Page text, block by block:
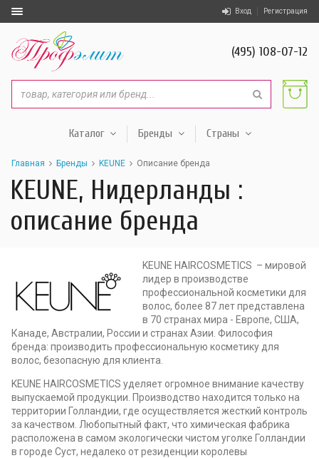
Вход Регистрация
(495) 108-07-12
Каталог Бренды Страны
Главная Бренды KEUNE Описание бренда
KEUNE, Нидерланды :
описание бренда
KEUNE HAIRCOSMETICS – мировой
лидер в производстве
профессиональной косметики для
волос, более 87 лет представлена
в 70 странах мира - Европе, США,
Канаде, Австралии, России и странах Азии. Философия
бренда: производить профессиональную косметику для
волос, безопасную для клиента.
KEUNE HAIRCOSMETICS уделяет огромное внимание качеству
выпускаемой продукции. Производство находится только на
территории Голландии, где осуществляется жесткий контроль
за качеством. Любопытный факт, что химическая фабрика
расположена в самом экологически чистом уголке Голландии
в городе Суст, недалеко от резиденции королевы